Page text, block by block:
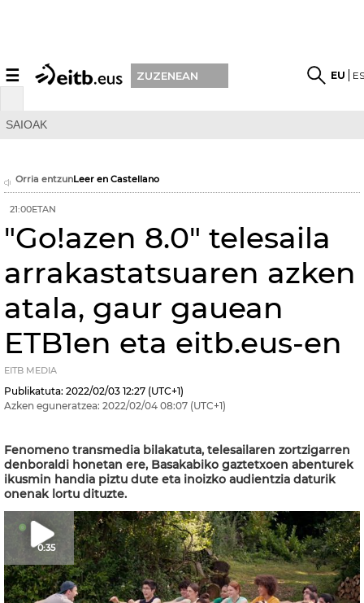
☰ ZUZENEAN EU
SAIOAK
Orria entzunLeer en Castellano
21:00ETAN
"Go!azen 8.0" telesaila
arrakastatsuaren azken
atala, gaur gauean
ETB1en eta eitb.eus-en
EITB MEDIA
Publikatuta: 2022/02/03 12:27 (UTC+1)
Azken eguneratzea: 2022/02/04 08:07 (UTC+1)
Fenomeno transmedia bilakatuta, telesailaren zortzigarren
denboraldi honetan ere, Basakabiko gaztetxoen abenturek
ikusmin handia piztu dute eta inoizko audientzia daturik
onenak lortu dituzte.
0:35